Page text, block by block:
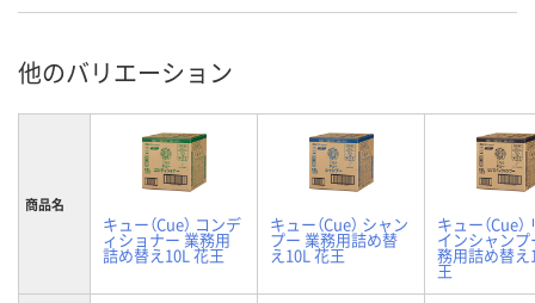
他のバリエーション
商品名
キュー（Cue） コンデ
ィショナー 業務用
詰め替え10L 花王
キュー（Cue） シャン
プー 業務用詰め替
え10L 花王
キュー（Cue
インシャンプ
務用詰め替え
王